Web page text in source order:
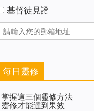
基督徒見證
每日靈修
掌握這三個靈修方法
靈修才能達到果效